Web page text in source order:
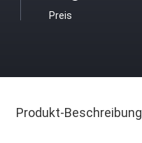
Preis
Produkt-Beschreibung